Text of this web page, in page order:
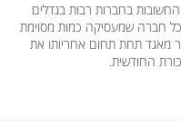
בחברות רבות בגדלים
חברה שמעסיקה כמות מסוימת
מאגד תחת תחום אחריותו את
החודשית.